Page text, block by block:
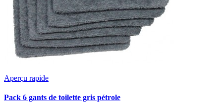
Aperçu rapide
Pack 6 gants de toilette gris pétrole